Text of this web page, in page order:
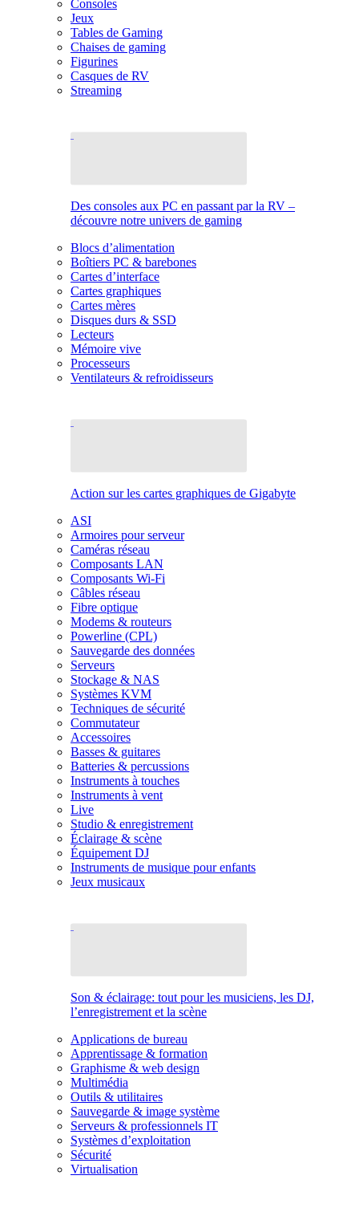
Consoles
Jeux
Tables de Gaming
Chaises de gaming
Figurines
Casques de RV
Streaming
Des consoles aux PC en passant par la RV –
découvre notre univers de gaming
Blocs d’alimentation
Boîtiers PC & barebones
Cartes d’interface
Cartes graphiques
Cartes mères
Disques durs & SSD
Lecteurs
Mémoire vive
Processeurs
Ventilateurs & refroidisseurs
Action sur les cartes graphiques de Gigabyte
ASI
Armoires pour serveur
Caméras réseau
Composants LAN
Composants Wi-Fi
Câbles réseau
Fibre optique
Modems & routeurs
Powerline (CPL)
Sauvegarde des données
Serveurs
Stockage & NAS
Systèmes KVM
Techniques de sécurité
Commutateur
Accessoires
Basses & guitares
Batteries & percussions
Instruments à touches
Instruments à vent
Live
Studio & enregistrement
Éclairage & scène
Équipement DJ
Instruments de musique pour enfants
Jeux musicaux
Son & éclairage: tout pour les musiciens, les DJ,
l’enregistrement et la scène
Applications de bureau
Apprentissage & formation
Graphisme & web design
Multimédia
Outils & utilitaires
Sauvegarde & image système
Serveurs & professionnels IT
Systèmes d’exploitation
Sécurité
Virtualisation